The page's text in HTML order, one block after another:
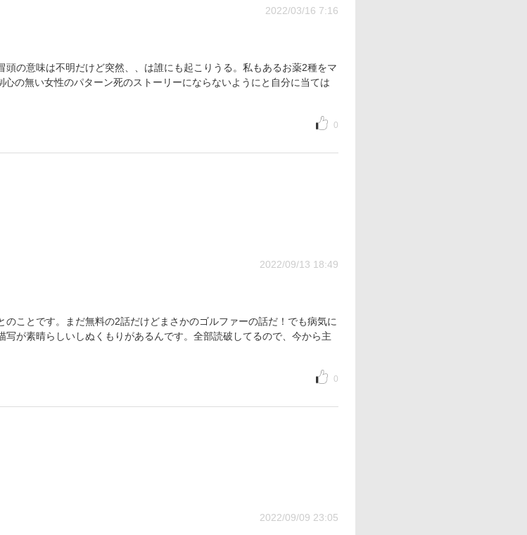
2022/03/16 7:16
の意味は不明だけど突然、、は誰にも起こりうる。私もあるお薬2種をマ
の無い女性のパターン死のストーリーにならないようにと自分に当ては
0
2022/09/13 18:49
ことです。まだ無料の2話だけどまさかのゴルファーの話だ！でも病気に
が素晴らしいしぬくもりがあるんです。全部読破してるので、今から主
0
2022/09/09 23:05